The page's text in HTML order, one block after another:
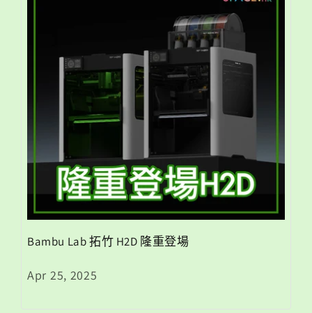
Bambu Lab 拓竹 H2D 隆重登場
Apr 25, 2025